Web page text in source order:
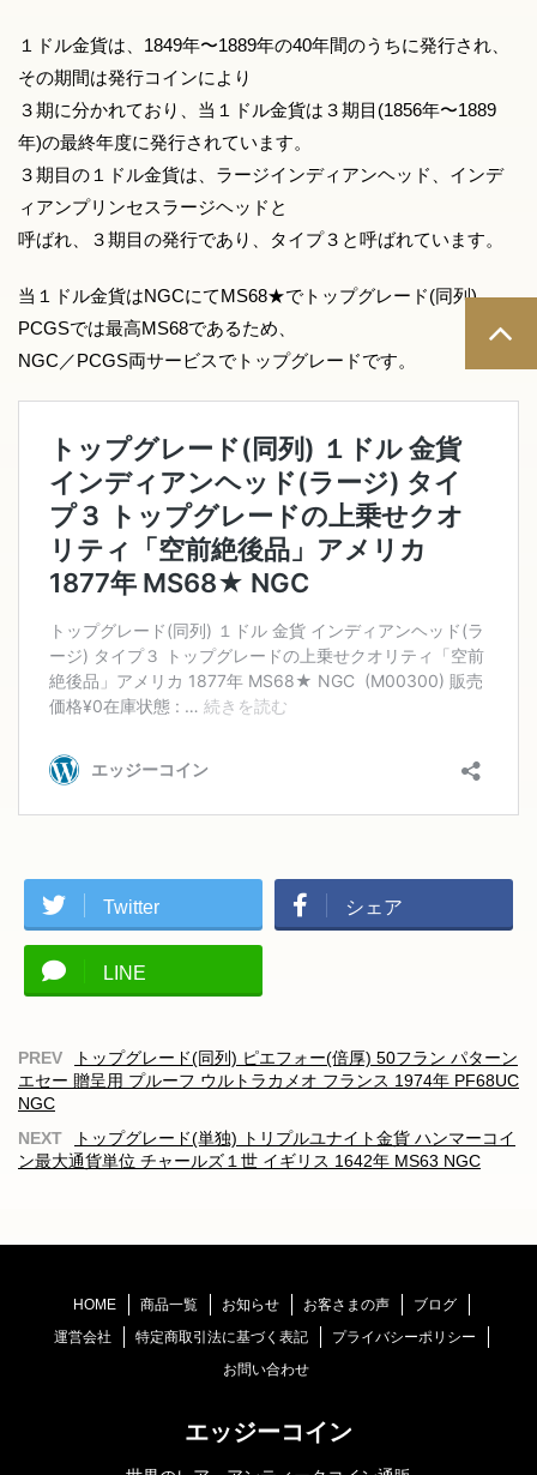
１ドル金貨は、1849年〜1889年の40年間のうちに発行され、
その期間は発行コインにより
３期に分かれており、当１ドル金貨は３期目(1856年〜1889
年)の最終年度に発行されています。
３期目の１ドル金貨は、ラージインディアンヘッド、インデ
ィアンプリンセスラージヘッドと
呼ばれ、３期目の発行であり、タイプ３と呼ばれています。
当１ドル金貨はNGCにてMS68★でトップグレード(同列)、
PCGSでは最高MS68であるため、
NGC／PCGS両サービスでトップグレードです。
Twitter シェア
LINE
トップグレード(同列) ピエフォー(倍厚) 50フラン パターン
エセー 贈呈用 プルーフ ウルトラカメオ フランス 1974年 PF68UC
NGC
トップグレード(単独) トリプルユナイト金貨 ハンマーコイ
ン最大通貨単位 チャールズ１世 イギリス 1642年 MS63 NGC
HOME 商品一覧 お知らせ お客さまの声
ブログ
運営会社
特定商取引法に基づく表記
プライバシーポリシー
お問い合わせ
エッジーコイン